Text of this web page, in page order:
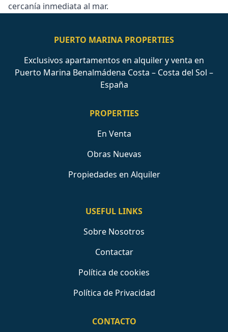
‌cercanía ‌inmediata ‌al ‌mar.
PUERTO MARINA PROPERTIES
Exclusivos apartamentos en alquiler y venta en
Puerto Marina Benalmádena Costa – Costa del Sol –
España
PROPERTIES
En Venta
Obras Nuevas
Propiedades en Alquiler
USEFUL LINKS
Sobre Nosotros
Contactar
Política de cookies
Política de Privacidad
CONTACTO